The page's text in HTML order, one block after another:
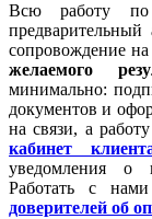
Всю работу
сопровождение на
желаемого
минимально:
документов и
на связи, а
кабинет
уведомления о
Работать с
доверителей об